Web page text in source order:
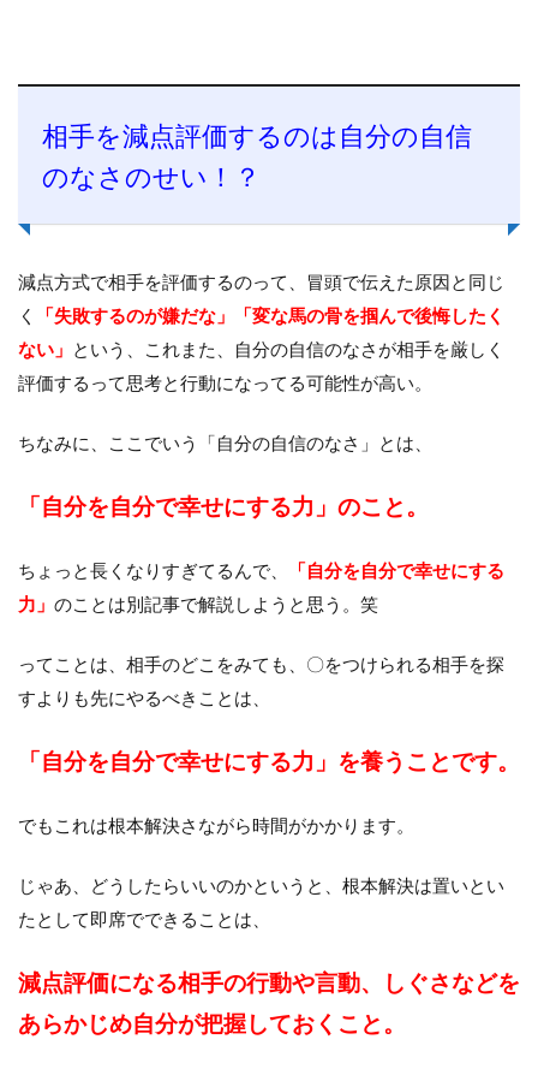
相手を減点評価するのは自分の自信
のなさのせい！？
減点方式で相手を評価するのって、冒頭で伝えた原因と同じ
く
「失敗するのが嫌だな」「変な馬の骨を掴んで後悔したく
ない」 という、これまた、自分の自信のなさが相手を厳しく
評価するって思考と行動になってる可能性が高い。
ちなみに、ここでいう「自分の自信のなさ」とは、
「自分を自分で幸せにする力」のこと。
ちょっと長くなりすぎてるんで、
「自分を自分で幸せにする
力」 のことは別記事で解説しようと思う。笑
ってことは、相手のどこをみても、〇をつけられる相手を探
すよりも先にやるべきことは、
「自分を自分で幸せにする力」を養うことです。
でもこれは根本解決さながら時間がかかります。
じゃあ、どうしたらいいのかというと、根本解決は置いとい
たとして即席でできることは、
減点評価になる相手の行動や言動、しぐさなどを
あらかじめ自分が把握しておくこと。